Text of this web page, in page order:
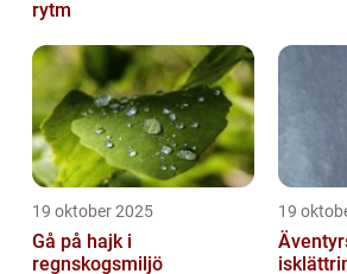
rytm
19 oktober 2025
Gå på hajk i
regnskogsmiljö
19